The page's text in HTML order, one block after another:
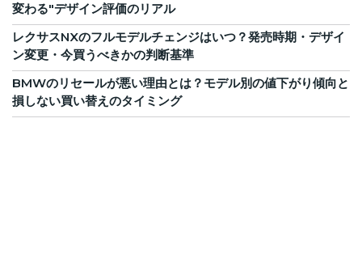
変わる"デザイン評価のリアル
レクサスNXのフルモデルチェンジはいつ？発売時期・デザイ
ン変更・今買うべきかの判断基準
BMWのリセールが悪い理由とは？モデル別の値下がり傾向と
損しない買い替えのタイミング